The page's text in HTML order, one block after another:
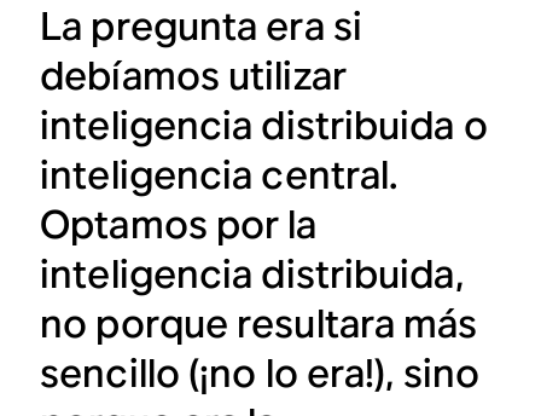
La pregunta era si
debíamos utilizar
inteligencia distribuida o
inteligencia central.
Optamos por la
inteligencia distribuida,
no porque resultara más
sencillo (¡no lo era!), sino